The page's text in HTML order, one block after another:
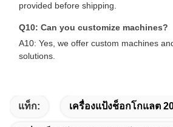
provided before shipping.
Q10: Can you customize machines?
A10: Yes, we offer custom machines
solutions.
แท็ก: เครื่องแป้งช็อกโกแลต